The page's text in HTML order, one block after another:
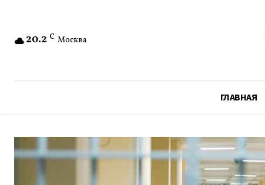
20.2 C Москва
ГЛАВНАЯ